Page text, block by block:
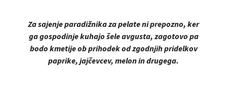
Za sajenje paradižnika za pelate ni prepozno, ker
ga gospodinje kuhajo šele avgusta, zagotovo pa
bodo kmetije ob prihodek od zgodnjih pridelkov
paprike, jajčevcev, melon in drugega.